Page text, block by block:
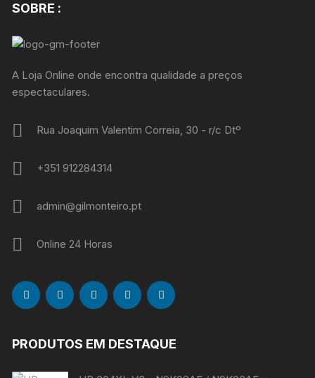
SOBRE :
A Loja Online onde encontra qualidade a preços
espectaculares.
Rua Joaquim Valentim Correia, 30 - r/c Dtº
+351 912284314
admin@gilmonteiro.pt
Online 24 Horas
PRODUTOS EM DESTAQUE